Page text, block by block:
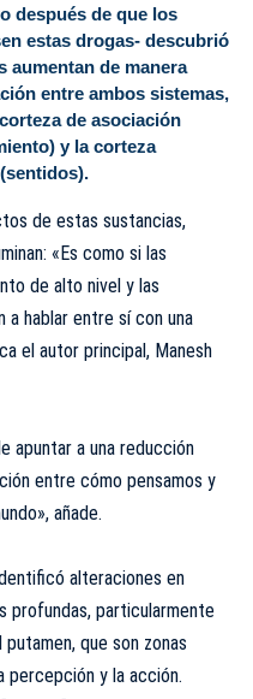
después de que los
estas drogas- descubrió
aumentan de manera
entre ambos sistemas,
de asociación
y la corteza
de estas sustancias,
«Es como si las
de alto nivel y las
a hablar entre sí con una
el autor principal, Manesh
apuntar a una reducción
entre cómo pensamos y
añade.
alteraciones en
profundas, particularmente
que son zonas
percepción y la acción.